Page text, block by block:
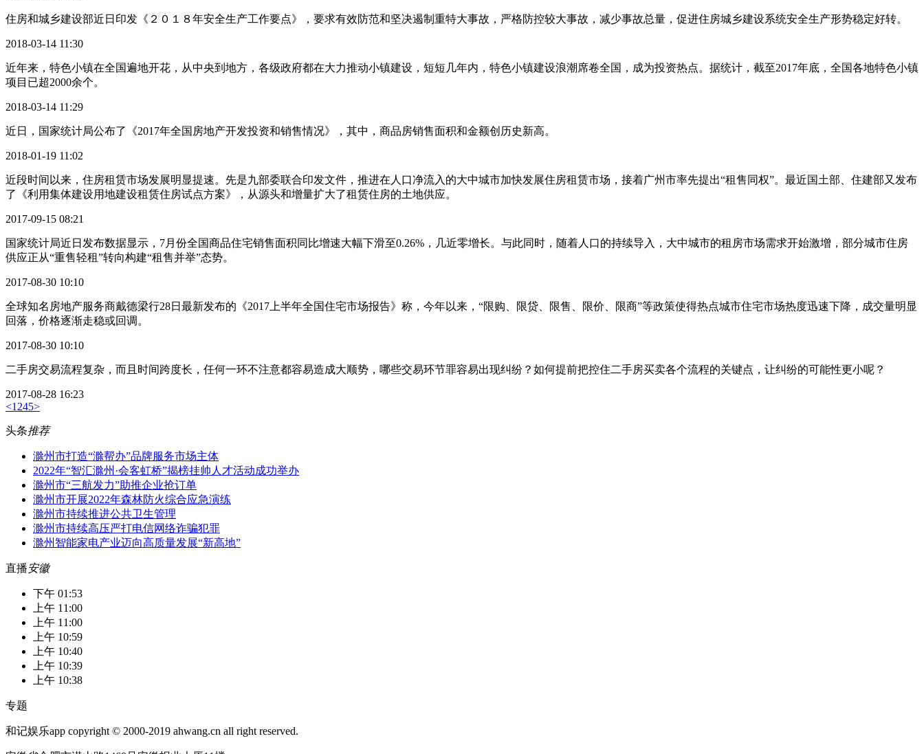
住房和城乡建设部近日印发《２０１８年安全生产工作要点》，要求有效防范和坚决遏制重特大事故，严格防控较大事故，减少事故总量，促进住房城乡建设系统安全生产形势稳定好转。
2018-03-14 11:30
近年来，特色小镇在全国遍地开花，从中央到地方，各级政府都在大力推动小镇建设，短短几年内，特色小镇建设浪潮席卷全国，成为投资热点。据统计，截至2017年底，全国各地特色小镇
项目已超2000余个。
2018-03-14 11:29
近日，国家统计局公布了《2017年全国房地产开发投资和销售情况》，其中，商品房销售面积和金额创历史新高。
2018-01-19 11:02
近段时间以来，住房租赁市场发展明显提速。先是九部委联合印发文件，推进在人口净流入的大中城市加快发展住房租赁市场，接着广州市率先提出“租售同权”。最近国土部、住建部又发布
了《利用集体建设用地建设租赁住房试点方案》，从源头和增量扩大了租赁住房的土地供应。
2017-09-15 08:21
国家统计局近日发布数据显示，7月份全国商品住宅销售面积同比增速大幅下滑至0.26%，几近零增长。与此同时，随着人口的持续导入，大中城市的租房市场需求开始激增，部分城市住房
供应正从“重售轻租”转向构建“租售并举”态势。
2017-08-30 10:10
全球知名房地产服务商戴德梁行28日最新发布的《2017上半年全国住宅市场报告》称，今年以来，“限购、限贷、限售、限价、限商”等政策使得热点城市住宅市场热度迅速下降，成交量明显
回落，价格逐渐走稳或回调。
2017-08-30 10:10
二手房交易流程复杂，而且时间跨度长，任何一环不注意都容易造成大顺势，哪些交易环节罪容易出现纠纷？如何提前把控住二手房买卖各个流程的关键点，让纠纷的可能性更小呢？
2017-08-28 16:23
<1 245>
头条推荐
滁州市打造“滁帮办”品牌服务市场主体
2022年“智汇滁州·会客虹桥”揭榜挂帅人才活动成功举办
滁州市“三航发力”助推企业抢订单
滁州市开展2022年森林防火综合应急演练
滁州市持续推进公共卫生管理
滁州市持续高压严打电信网络诈骗犯罪
滁州智能家电产业迈向高质量发展“新高地”
直播安徽
下午 01:53
上午 11:00
上午 11:00
上午 10:59
上午 10:40
上午 10:39
上午 10:38
专题
和记娱乐app copyright © 2000-2019 ahwang.cn all right reserved.